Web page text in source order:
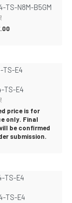
TS-N8M-B5GM
TS-E4
price is for
only. Final
be confirmed
submission.
TS-E4